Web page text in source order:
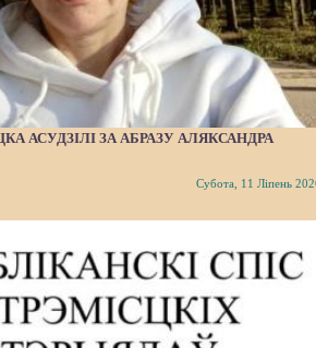
АСУДЗІЛІ ЗА АБРАЗУ АЛЯКСАНДРА
Субота, 11 Ліпень